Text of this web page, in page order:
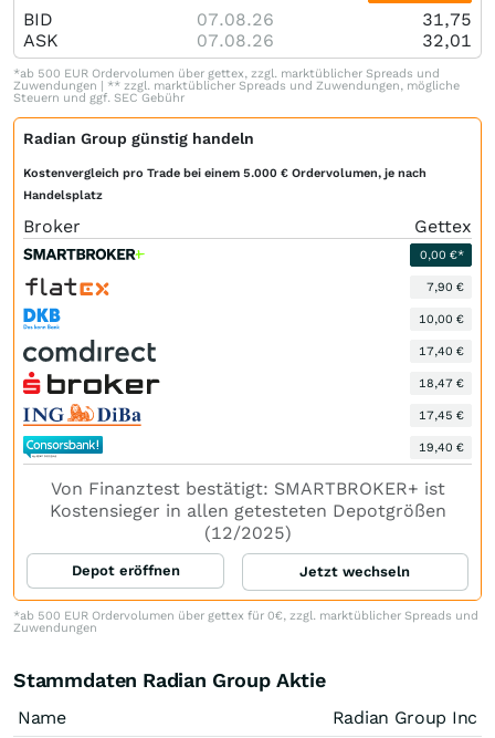
BID
07.08.26
31,75
ASK
07.08.26 32,01
*ab 500 EUR Ordervolumen über gettex, zzgl. marktüblicher Spreads und
Zuwendungen | ** zzgl. marktüblicher Spreads und Zuwendungen, mögliche
Steuern und ggf. SEC Gebühr
Radian Group günstig handeln
Kostenvergleich pro Trade bei einem 5.000 € Ordervolumen, je nach
Handelsplatz
Broker Gettex
0,00 €*
7,90 €
10,00 €
17,40 €
18,47 €
17,45 €
19,40 €
Von Finanztest bestätigt: SMARTBROKER+ ist
Kostensieger in allen getesteten Depotgrößen
(12/2025)
Depot eröffnen Jetzt wechseln
*ab 500 EUR Ordervolumen über gettex für 0€, zzgl. marktüblicher Spreads und
Zuwendungen
Stammdaten Radian Group Aktie
Name
Radian Group Inc